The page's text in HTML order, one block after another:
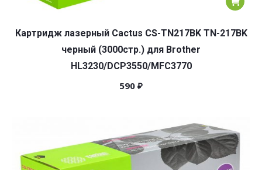
Картридж лазерный Cactus CS-TN217BK TN-217BK
черный (3000стр.) для Brother
HL3230/DCP3550/MFC3770
590 ₽